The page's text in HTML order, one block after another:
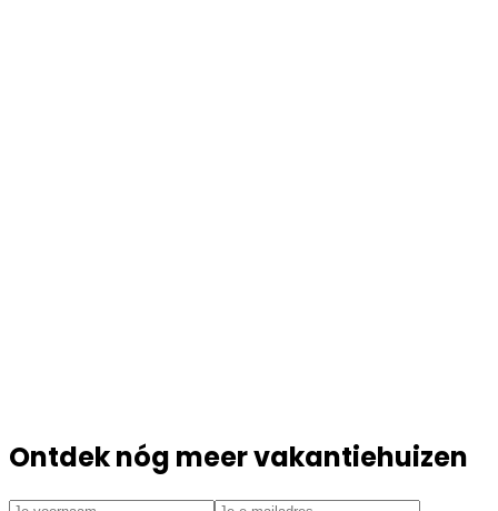
Ontdek nóg meer vakantiehuizen